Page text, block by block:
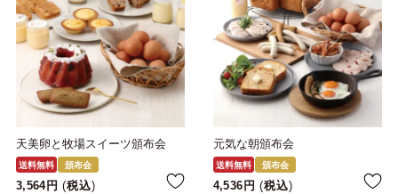
天美卵と牧場スイーツ頒布会
送料無料 頒布会
3,564 税込
元気な朝頒布会
送料無料 頒布会
4,536 税込